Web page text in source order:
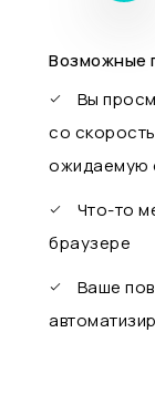
Возможные
Вы
со
ожидаемую
Что-то
браузере
Ваше